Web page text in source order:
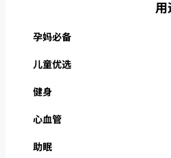
用
孕妈必备
儿童优选
健身
心血管
助眠